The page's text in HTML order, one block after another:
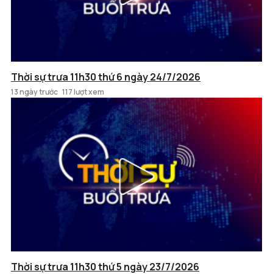
Thời sự trưa 11h30 thứ 6 ngày 24/7/2026
13 ngày trước 117 lượt xem
Thời sự trưa 11h30 thứ 5 ngày 23/7/2026